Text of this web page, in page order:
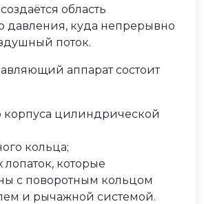
область
давления, куда непрерывно
поток.
аппарат состоит
корпуса цилиндрической
кольца;
лопаток, которые
с поворотным кольцом
и рычажной системой.